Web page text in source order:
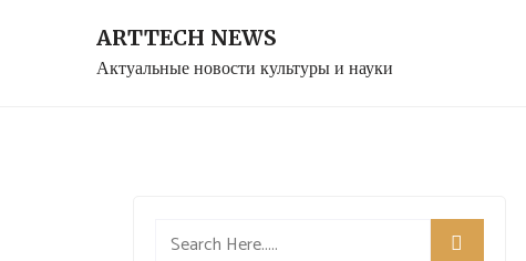
ARTTECH NEWS
Актуальные новости культуры и науки